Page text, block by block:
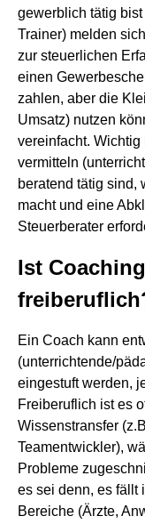
gewerblich tätig bist
Trainer) melden
zur steuerlichen
einen
zahlen, aber die
Umsatz) nutzen
vereinfacht.
vermitteln
beratend tätig sind,
macht und eine
Steuerberater
Ist
Ein Coach kann
(unterrichtende/
eingestuft werden,
Freiberuflich ist es
Wissenstransfer
Teamentwickler),
Probleme
es sei denn, es fällt
Bereiche (Ärzte,